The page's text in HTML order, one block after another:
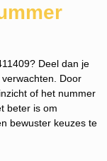
Deel dan je
Door
of het nummer
beter is om
bewuster keuzes te